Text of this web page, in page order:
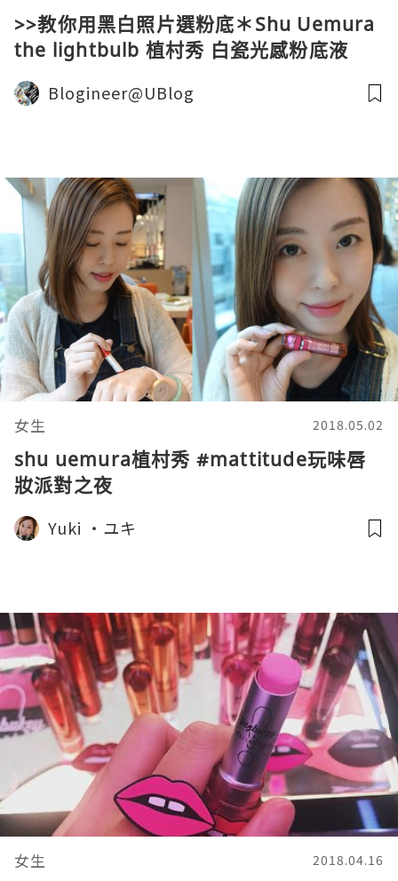
>>教你用黑白照片選粉底＊Shu Uemura
the lightbulb 植村秀 白瓷光感粉底液
Blogineer@UBlog
女生 2018.05.02
shu uemura植村秀 #mattitude玩味唇
妝派對之夜
Yuki ‧ユキ
女生 2018.04.16